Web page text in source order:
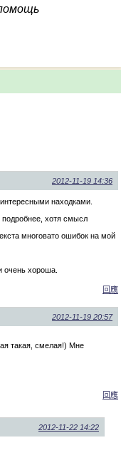
2012-11-19 14:36
находками.
подробнее, хотя смысл
многовато ошибок на мой
очень хороша.
回應
2012-11-19 20:57
такая, смелая!) Мне
回應
2012-11-22 14:22